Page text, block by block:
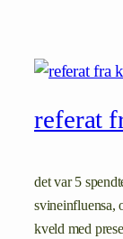
referat
det var 5
svineinfluensa,
kveld med